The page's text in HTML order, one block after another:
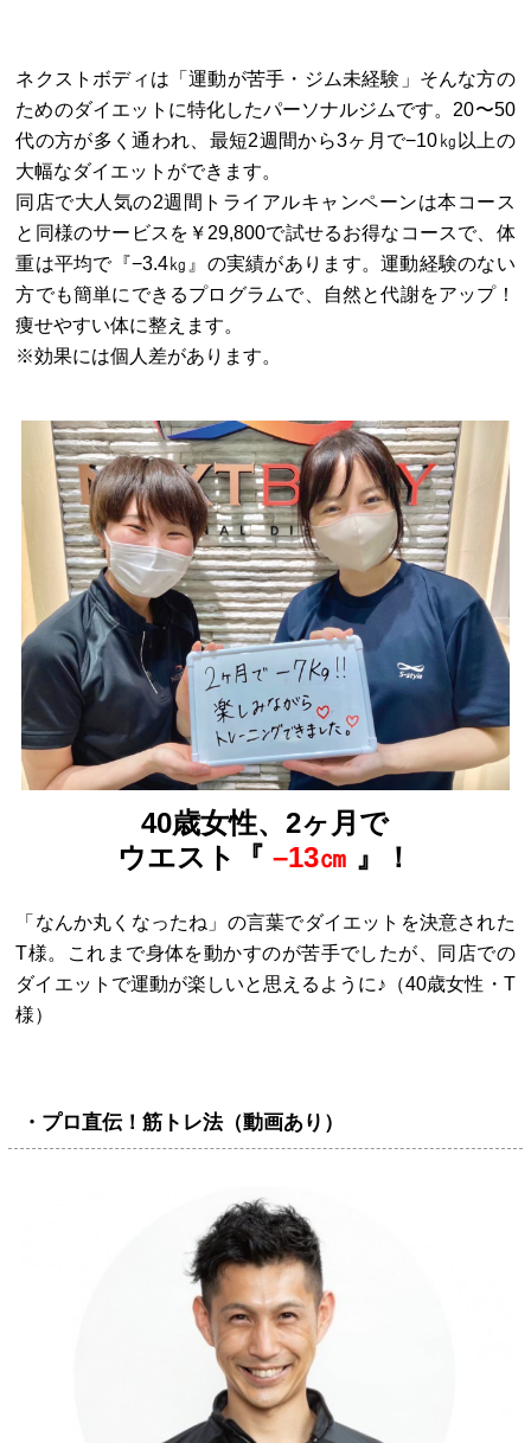
ネクストボディは「運動が苦手・ジム未経験」そんな方の
ためのダイエットに特化したパーソナルジムです。20〜50
代の方が多く通われ、最短2週間から3ヶ月で−10㎏以上の
大幅なダイエットができます。
同店で大人気の2週間トライアルキャンペーンは本コース
と同様のサービスを￥29,800で試せるお得なコースで、体
重は平均で『−3.4㎏』の実績があります。運動経験のない
方でも簡単にできるプログラムで、自然と代謝をアップ！
痩せやすい体に整えます。
※効果には個人差があります。
40歳女性、2ヶ月で
ウエスト『–13㎝ 』！
「なんか丸くなったね」の言葉でダイエットを決意された
T様。これまで身体を動かすのが苦手でしたが、同店での
ダイエットで運動が楽しいと思えるように♪（40歳女性・T
様）
・プロ直伝！筋トレ法（動画あり）